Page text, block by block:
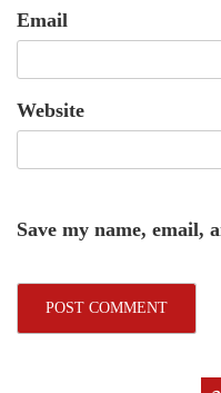
Email
Website
Save my name, email,